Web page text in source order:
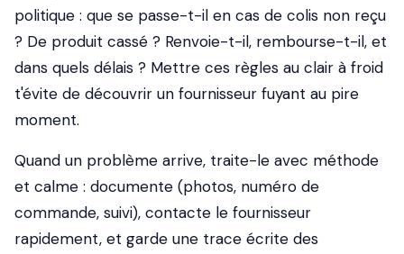
politique : que se passe-t-il en cas de colis non reçu
? De produit cassé ? Renvoie-t-il, rembourse-t-il, et
dans quels délais ? Mettre ces règles au clair à froid
t'évite de découvrir un fournisseur fuyant au pire
moment.
Quand un problème arrive, traite-le avec méthode
et calme : documente (photos, numéro de
commande, suivi), contacte le fournisseur
rapidement, et garde une trace écrite des